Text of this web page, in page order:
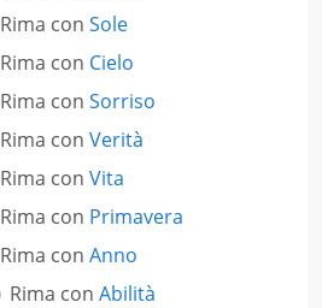
Rima con Sole
Rima con Cielo
Rima con Sorriso
Rima con Verità
Rima con Vita
Rima con Primavera
Rima con Anno
Rima con Abilità